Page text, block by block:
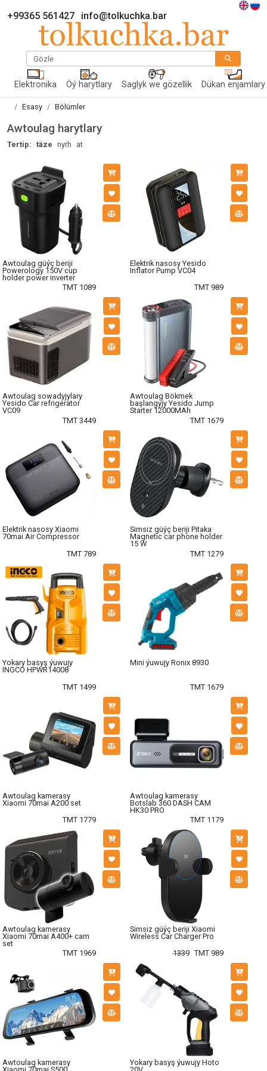
+99365 561427 info@tolkuchka.bar
Gözle
Elektronika Öý harytlary Saglyk we gözellik Dükan enjamlary
Esasy Bölümler
Awtoulag harytlary
Tertip: täze nyrh at
Awtoulag güýç beriji
Powerology 150V cup
holder power inverter
TMT 1089
Elektrik nasosy Yesido
Inflator Pump VC04
TMT 989
Awtoulag sowadyjylary
Yesido Car refrigerator
VC09
TMT 3449
Awtoulag Bökmek
başlangyjy Yesido Jump
Starter 12000MAh
TMT 1679
Elektrik nasosy Xiaomi
70mai Air Compressor
TMT 789
Simsiz güýç beriji Pitaka
Magnetic car phone holder
15 W
TMT 1279
Yokary basyş ýuwujy
INGCO HPWR14008
TMT 1499
Mini ýuwujy Ronix 8930
TMT 1679
Awtoulag kamerasy
Xiaomi 70mai A200 set
TMT 1779
Awtoulag kamerasy
Botslab 360 DASH CAM
HK30 PRO
TMT 1179
Awtoulag kamerasy
Xiaomi 70mai A400+ cam
set
TMT 1969
Simsiz güýç beriji Xiaomi
Wireless Car Charger Pro
1339 TMT 989
Awtoulag kamerasy
Yokary basyş ýuwujy Hoto